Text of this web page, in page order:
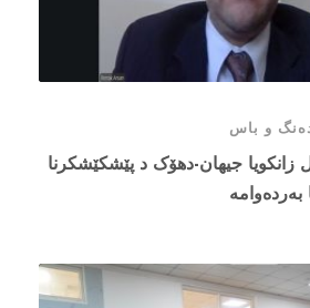
و باس
زانکویا جیهان-دهۆک د پێشکێشکرنا
بەردەوامە